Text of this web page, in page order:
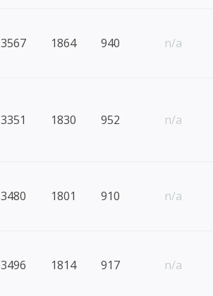
3567 1864 940 n/a
3351 1830 952 n/a
3480 1801 910 n/a
3496 1814 917 n/a